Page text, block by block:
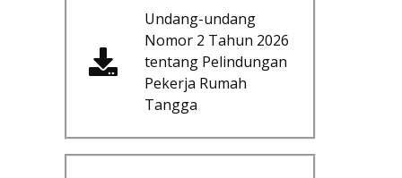
Undang-undang
Nomor 2 Tahun 2026
tentang Pelindungan
Pekerja Rumah
Tangga